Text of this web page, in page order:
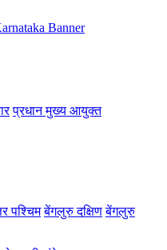
प्रधान मुख्य आयुक्त
पश्चिम बेंगलुरु दक्षिण बेंगलुरु